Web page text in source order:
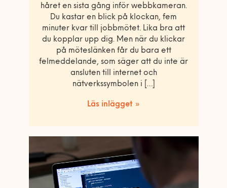
håret en sista gång inför webbkameran.
Du kastar en blick på klockan, fem
minuter kvar till jobbmötet. Lika bra att
du kopplar upp dig. Men när du klickar
på möteslänken får du bara ett
felmeddelande, som säger att du inte är
ansluten till internet och
nätverkssymbolen i […]
Läs inlägget »